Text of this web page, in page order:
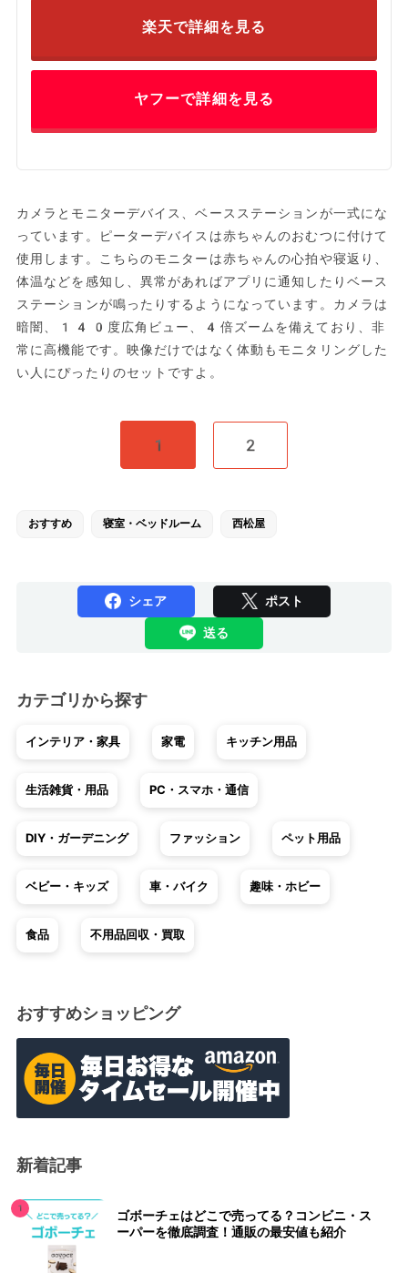
楽天で詳細を見る
ヤフーで詳細を見る
カメラとモニターデバイス、ベースステーションが一式にな
っています。ピーターデバイスは赤ちゃんのおむつに付けて
使用します。こちらのモニターは赤ちゃんの心拍や寝返り、
体温などを感知し、異常があればアプリに通知したりベース
ステーションが鳴ったりするようになっています。カメラは
暗闇、140度広角ビュー、4倍ズームを備えており、非
常に高機能です。映像だけではなく体動もモニタリングした
い人にぴったりのセットですよ。
1 2
おすすめ 寝室・ベッドルーム 西松屋
シェア ポスト
送る
カテゴリから探す
インテリア・家具 家電 キッチン用品
生活雑貨・用品 PC・スマホ・通信
DIY・ガーデニング ファッション ペット用品
ベビー・キッズ 車・バイク 趣味・ホビー
食品 不用品回収・買取
おすすめショッピング
新着記事
ゴボーチェはどこで売ってる？コンビニ・ス
ーパーを徹底調査！通販の最安値も紹介